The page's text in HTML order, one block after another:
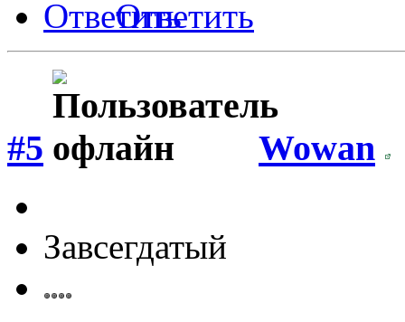
Ответить
#5 Wowan
Завсегдатый